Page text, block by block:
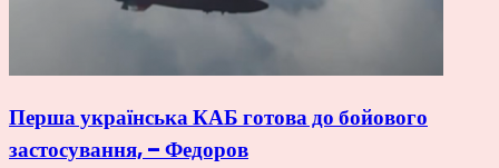
Перша українська КАБ готова до бойового
застосування, – Федоров